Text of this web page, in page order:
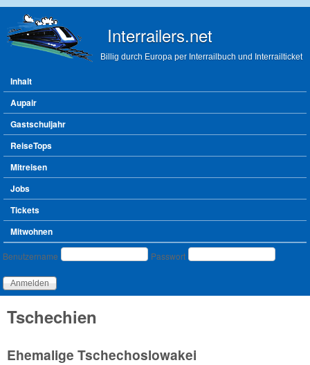
Interrailers.net
Billig durch Europa per Interrailbuch und Interrailticket
Hauptmenü
Inhalt
Aupair
Gastschuljahr
ReiseTops
Mitreisen
Jobs
Tickets
Mitwohnen
Benutzeranmeldung
Benutzername Passwort
Tschechien
Ehemalige Tschechoslowakei